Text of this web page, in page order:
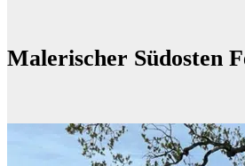
Malerischer Südosten